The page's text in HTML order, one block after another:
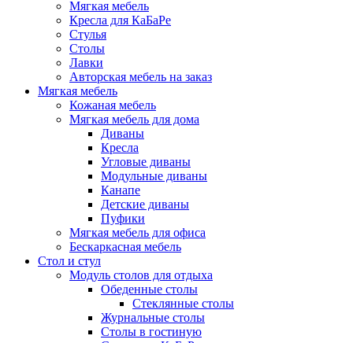
Мягкая мебель
Кресла для КаБаРе
Стулья
Столы
Лавки
Авторская мебель на заказ
Мягкая мебель
Кожаная мебель
Мягкая мебель для дома
Диваны
Кресла
Угловые диваны
Модульные диваны
Канапе
Детские диваны
Пуфики
Мягкая мебель для офиса
Бескаркасная мебель
Стол и стул
Модуль столов для отдыха
Обеденные столы
Стеклянные столы
Журнальные столы
Столы в гостиную